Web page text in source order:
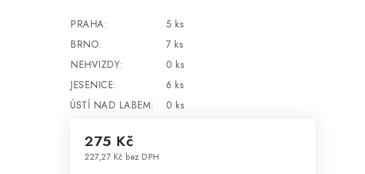
PRAHA:
5 ks
BRNO:
7 ks
NEHVIZDY:
0 ks
JESENICE:
6 ks
ÚSTÍ NAD LABEM:
0 ks
275 Kč
227,27 Kč bez DPH